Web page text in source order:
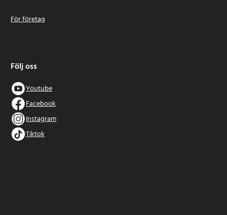
För företag
Följ oss
Youtube
Facebook
Instagram
Tiktok